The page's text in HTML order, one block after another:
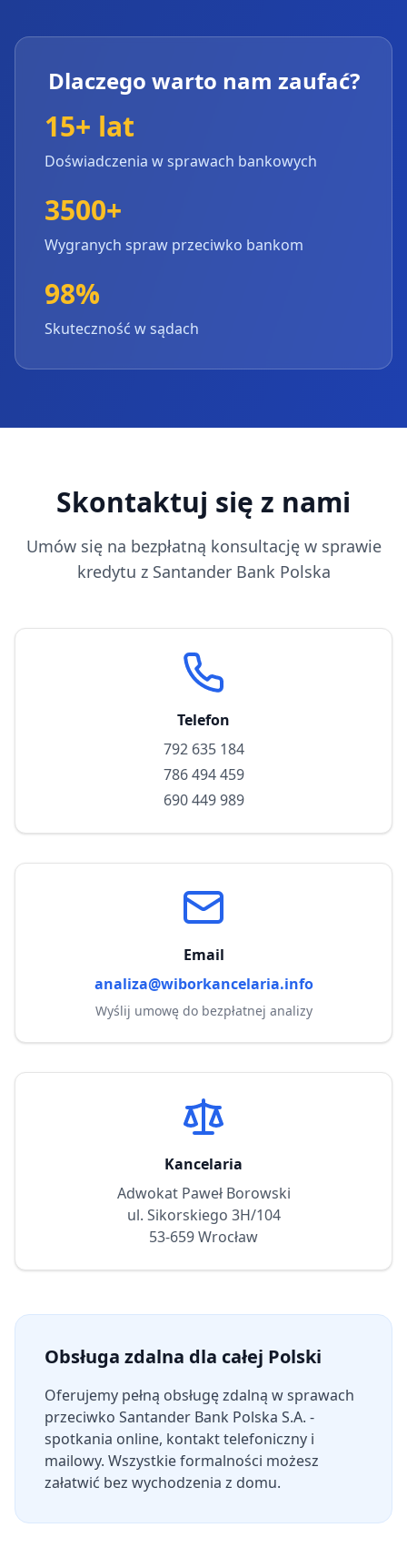
Dlaczego warto nam zaufać?
15+ lat
Doświadczenia w sprawach bankowych
3500+
Wygranych spraw przeciwko bankom
98%
Skuteczność w sądach
Skontaktuj się z nami
Umów się na bezpłatną konsultację w sprawie
kredytu z Santander Bank Polska
Telefon
792 635 184
786 494 459
690 449 989
Email
analiza@wiborkancelaria.info
Wyślij umowę do bezpłatnej analizy
Kancelaria
Adwokat Paweł Borowski
ul. Sikorskiego 3H/104
53-659 Wrocław
Obsługa zdalna dla całej Polski
Oferujemy pełną obsługę zdalną w sprawach
przeciwko Santander Bank Polska S.A. -
spotkania online, kontakt telefoniczny i
mailowy. Wszystkie formalności możesz
załatwić bez wychodzenia z domu.